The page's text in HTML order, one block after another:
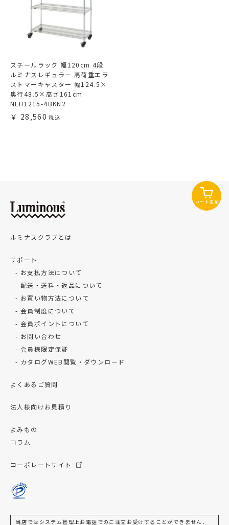
スチールラック 幅120cm 4段
ルミナスレギュラー 高荷重エラ
ストマーキャスター 幅124.5×
奥行48.5×高さ161cm
NLH1215-4BKN2
28,560
カート追加
ルミナスクラブとは
サポート
お支払方法について
配送・送料・返品について
お買い物方法について
会員制度について
会員ポイントについて
お問い合わせ
会員様限定保証
カタログWEB閲覧・ダウンロード
よくあるご質問
法人様向けお見積り
よみもの
コラム
コーポレートサイト
当店ではシステム管理上お電話でのご注文お受けすることができません、